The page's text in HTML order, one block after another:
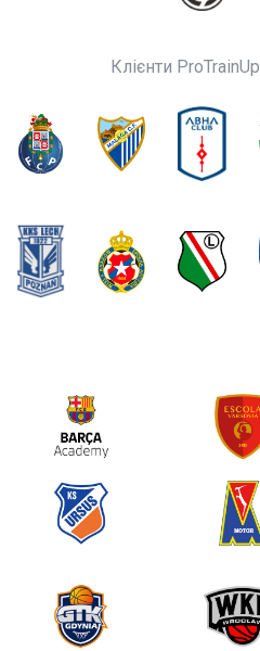
Клієнти